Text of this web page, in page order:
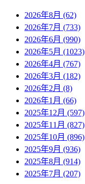
2026年8月 (62)
2026年7月 (733)
2026年6月 (990)
2026年5月 (1023)
2026年4月 (767)
2026年3月 (182)
2026年2月 (8)
2026年1月 (66)
2025年12月 (597)
2025年11月 (827)
2025年10月 (896)
2025年9月 (936)
2025年8月 (914)
2025年7月 (207)